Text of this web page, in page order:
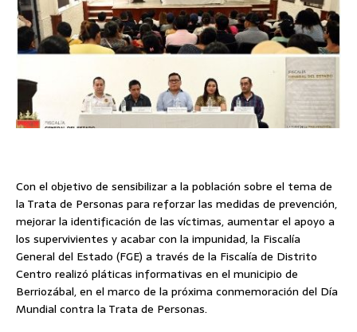
Con el objetivo de sensibilizar a la población sobre el tema de
la Trata de Personas para reforzar las medidas de prevención,
mejorar la identificación de las víctimas, aumentar el apoyo a
los supervivientes y acabar con la impunidad, la Fiscalía
General del Estado (FGE) a través de la Fiscalía de Distrito
Centro realizó pláticas informativas en el municipio de
Berriozábal, en el marco de la próxima conmemoración del Día
Mundial contra la Trata de Personas.